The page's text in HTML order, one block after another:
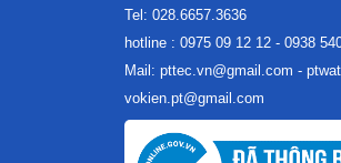
Tel: 028.6657.3636
hotline : 0975 09 12 12 - 0938
Mail: pttec.vn@gmail.com -
vokien.pt@gmail.com